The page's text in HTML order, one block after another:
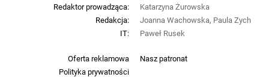
Oferta reklamowa
Nasz patronat
Polityka prywatności
Redaktor prowadząca:
Katarzyna Żurowska
Redakcja:
Joanna Wachowska, Paula Zych
IT:
Paweł Rusek